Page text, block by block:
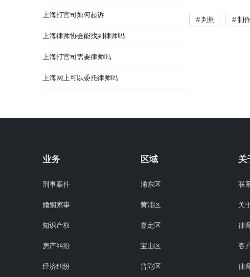
判刑 制
上海打官司如何起诉
上海律师协会能找到律师吗
上海打官司需要律师吗
上海网上可以委托律师吗
业务
刑事案件
婚姻家事
知识产权
房产纠纷
经济纠纷
区域
浦东区
黄浦区
嘉定区
宝山区
普陀区
关
联
关
律
客
律